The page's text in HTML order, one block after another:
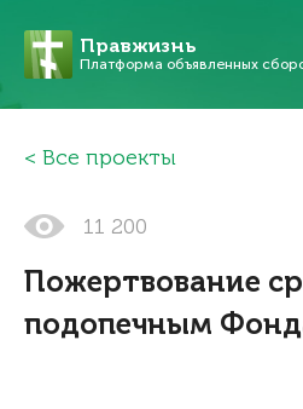
Правжизнь
Платформа объявленных
Все проекты
11 200
Пожертвование
подопечным